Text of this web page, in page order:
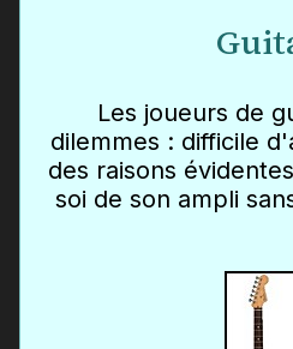
Les joueurs de
dilemmes : difficile
des raisons
soi de son ampli